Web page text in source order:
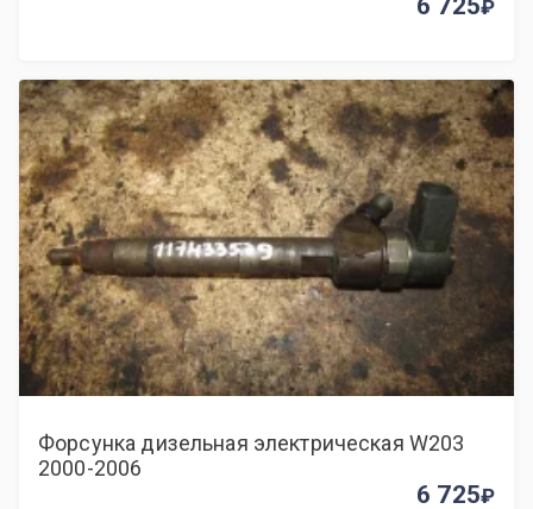
6 725
Форсунка дизельная электрическая W203
2000-2006
6 725